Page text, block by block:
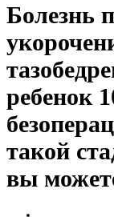
Болезнь
ребенок
такой
вы